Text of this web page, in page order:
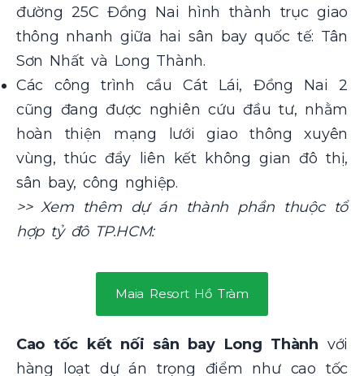
đường 25C Đồng Nai hình thành trục giao
thông nhanh giữa hai sân bay quốc tế: Tân
Sơn Nhất và Long Thành.
Các công trình cầu Cát Lái, Đồng Nai 2
cũng đang được nghiên cứu đầu tư, nhằm
hoàn thiện mạng lưới giao thông xuyên
vùng, thúc đẩy liên kết không gian đô thị,
sân bay, công nghiệp.
>> Xem thêm dự án thành phần thuộc tổ
hợp tỷ đô TP.HCM:
Maia Resort Hồ Tràm
Cao tốc kết nối sân bay Long Thành với
hàng loạt dự án trọng điểm như cao tốc